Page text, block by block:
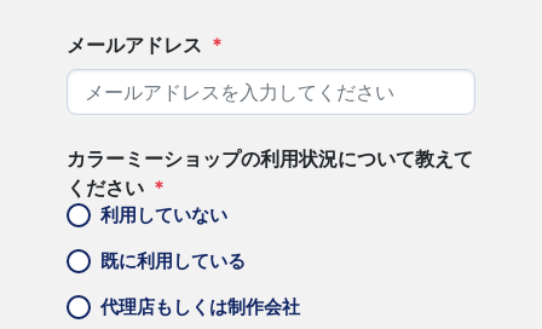
メールアドレス *
カラーミーショップの利用状況について教えて
ください *
利用していない
既に利用している
代理店もしくは制作会社